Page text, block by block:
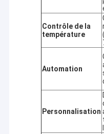
Contrôle de la
température
Automation
Personnalisation